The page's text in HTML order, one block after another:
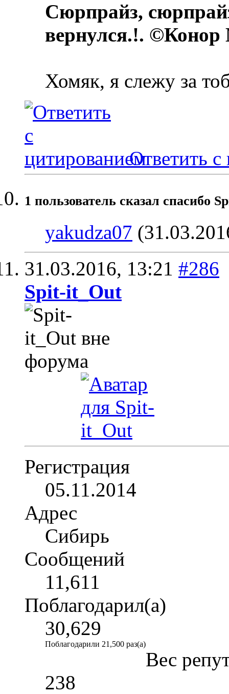
Сюрпрайз,
вернулся.!.
Хомяк, я слежу за
Ответить с
1 пользователь сказал cпасибо
yakudza07
31.03.2016, 13:21 #286
Spit-it_Out
Регистрация
05.11.2014
Адрес
Сибирь
Сообщений
11,611
Поблагодарил(а)
30,629
Поблагодарили 21,500 раз(а)
Вес
238